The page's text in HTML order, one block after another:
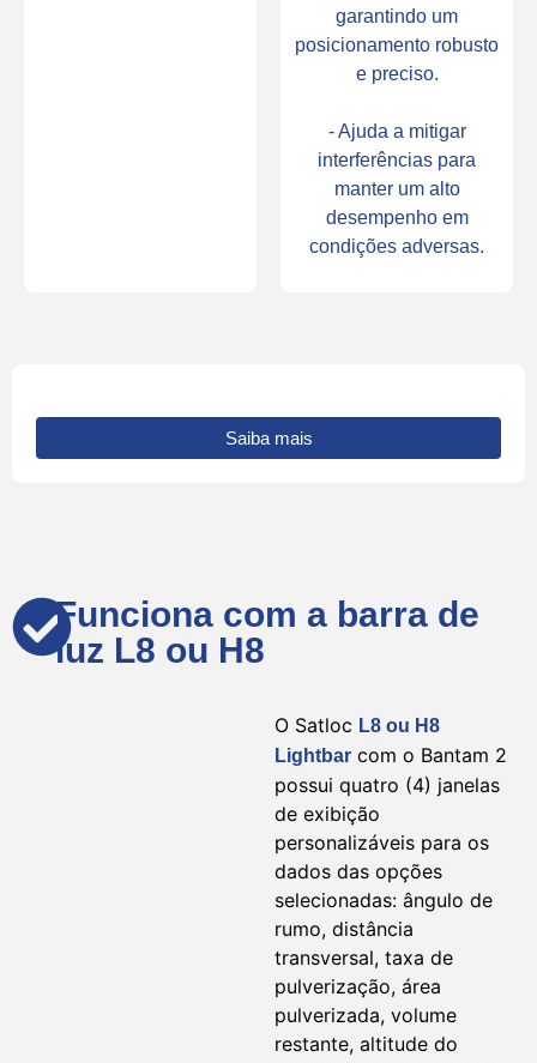
garantindo um
posicionamento robusto
e preciso.
- Ajuda a mitigar
interferências para
manter um alto
desempenho em
condições adversas.
Saiba mais
Funciona com a barra de
luz L8 ou H8
O Satloc L8 ou H8
Lightbar com o Bantam 2
possui quatro (4) janelas
de exibição
personalizáveis para os
dados das opções
selecionadas: ângulo de
rumo, distância
transversal, taxa de
pulverização, área
pulverizada, volume
restante, altitude do